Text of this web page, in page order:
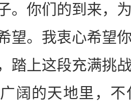
。你们的到来，
望。我衷心希望
踏上这段充满挑
阔的天地里，